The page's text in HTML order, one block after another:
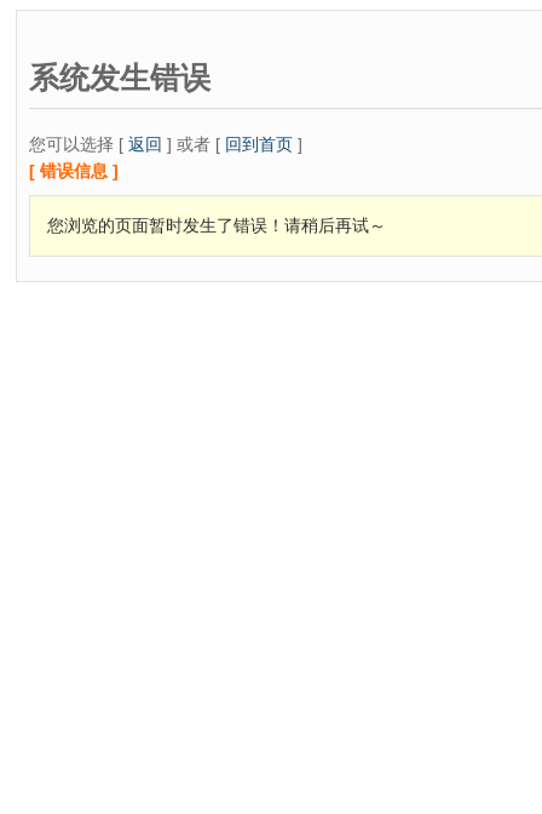
系统发生错误
您可以选择 [ 返回 ] 或者 [ 回到首页 ]
[ 错误信息 ]
您浏览的页面暂时发生了错误！请稍后再试～